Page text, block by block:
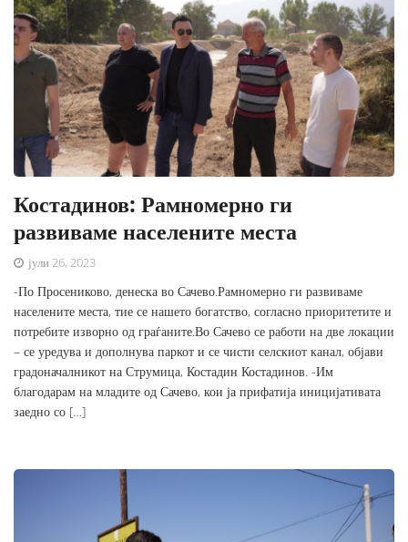
Костадинов: Рамномерно ги
развиваме населените места
јули 26, 2023
-По Просениково, денеска во Сачево.Рамномерно ги развиваме
населените места, тие се нашето богатство, согласно приоритетите и
потребите изворно од граѓаните.Во Сачево се работи на две локации
– се уредува и дополнува паркот и се чисти селскиот канал, објави
градоначалникот на Струмица, Костадин Костадинов. -Им
благодарам на младите од Сачево, кои ја прифатија иницијативата
заедно со […]